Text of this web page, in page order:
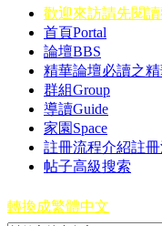
歡迎來訪請先閱讀
首頁Portal
論壇BBS
精華論壇必讀之
群組Group
導讀Guide
家園 Space
註冊流程介紹註
帖子高級搜索
轉換成繁體中文